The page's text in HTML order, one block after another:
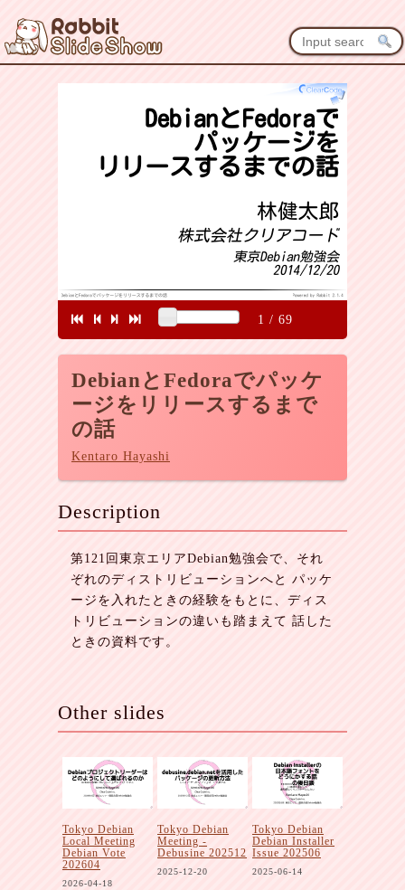
DebianとFedoraでパッケ
ージをリリースするまで
の話
Kentaro Hayashi
1 / 69
Description
第121回東京エリアDebian勉強会で、それ
ぞれのディストリビューションへと パッケ
ージを入れたときの経験をもとに、ディス
トリビューションの違いも踏まえて 話した
ときの資料です。
Other slides
Tokyo Debian
Local Meeting
Debian Vote
202604
2026-04-18
Tokyo Debian
Meeting -
Debusine 202512
2025-12-20
Tokyo Debian
Debian Installer
Issue 202506
2025-06-14